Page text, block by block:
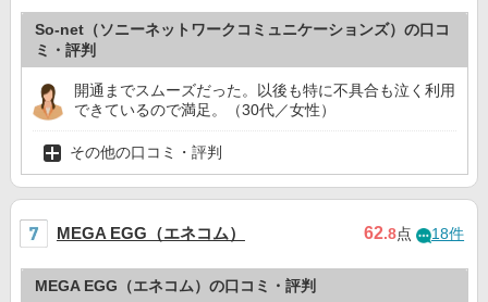
So-net（ソニーネットワークコミュニケーションズ）の口コ
ミ・評判
開通までスムーズだった。以後も特に不具合も泣く利用
できているので満足。（30代／女性）
その他の口コミ・評判
MEGA EGG（エネコム） 62.8点 18件
MEGA EGG（エネコム）の口コミ・評判